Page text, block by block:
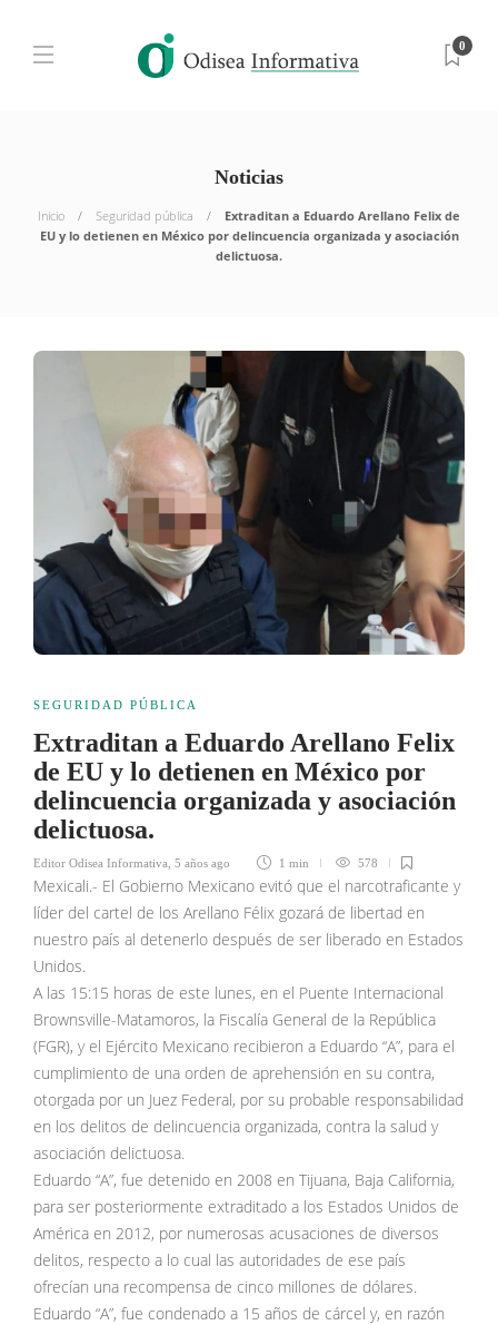
0
Noticias
Inicio Seguridad pública
Extraditan a Eduardo Arellano Felix de
EU y lo detienen en México por delincuencia organizada y asociación
delictuosa.
SEGURIDAD PÚBLICA
Extraditan a Eduardo Arellano Felix
de EU y lo detienen en México por
delincuencia organizada y asociación
delictuosa.
Editor Odisea Informativa 5 años ago 1 min 578
Mexicali.- El Gobierno Mexicano evitó que el narcotraficante y
líder del cartel de los Arellano Félix gozará de libertad en
nuestro país al detenerlo después de ser liberado en Estados
Unidos.
A las 15:15 horas de este lunes, en el Puente Internacional
Brownsville-Matamoros, la Fiscalía General de la República
(FGR), y el Ejército Mexicano recibieron a Eduardo “A”, para el
cumplimiento de una orden de aprehensión en su contra,
otorgada por un Juez Federal, por su probable responsabilidad
en los delitos de delincuencia organizada, contra la salud y
asociación delictuosa.
Eduardo “A”, fue detenido en 2008 en Tijuana, Baja California,
para ser posteriormente extraditado a los Estados Unidos de
América en 2012, por numerosas acusaciones de diversos
delitos, respecto a lo cual las autoridades de ese país
ofrecían una recompensa de cinco millones de dólares.
Eduardo “A”, fue condenado a 15 años de cárcel y, en razón